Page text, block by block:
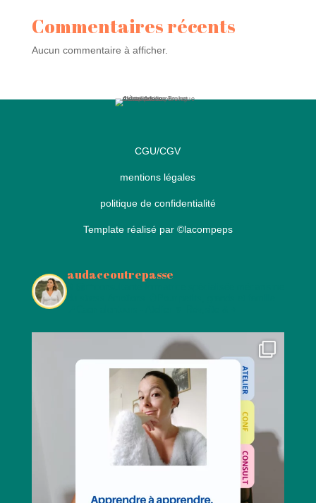
Commentaires récents
Aucun commentaire à afficher.
CGU/CGV
mentions légales
politique de confidentialité
Template réalisé par ©lacompeps
audaceoutrepasse
👩🏻‍💼consultante formatrice spécialisée mécanisme
du stress émotions